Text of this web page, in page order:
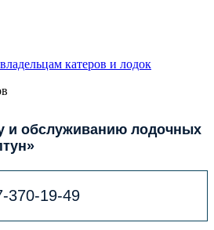
катеров и лодок
и обслуживанию лодочных
370-19-49